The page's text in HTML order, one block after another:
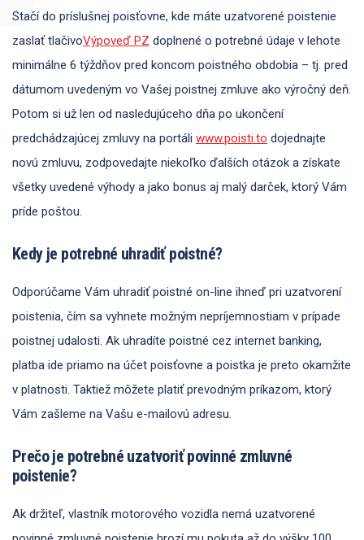
Stačí do príslušnej poisťovne, kde máte uzatvorené poistenie
zaslať tlačivoVýpoveď PZ doplnené o potrebné údaje v lehote
minimálne 6 týždňov pred koncom poistného obdobia – tj. pred
dátumom uvedeným vo Vašej poistnej zmluve ako výročný deň.
Potom si už len od nasledujúceho dňa po ukončení
predchádzajúcej zmluvy na portáli www.poisti.to dojednajte
novú zmluvu, zodpovedajte niekoľko ďalších otázok a získate
všetky uvedené výhody a jako bonus aj malý darček, ktorý Vám
príde poštou.
Kedy je potrebné uhradiť poistné?
Odporúčame Vám uhradiť poistné on-line ihneď pri uzatvorení
poistenia, čím sa vyhnete možným nepríjemnostiam v prípade
poistnej udalosti. Ak uhradíte poistné cez internet banking,
platba ide priamo na účet poisťovne a poistka je preto okamžite
v platnosti. Taktiež môžete platiť prevodným príkazom, ktorý
Vám zašleme na Vašu e-mailovú adresu.
Prečo je potrebné uzatvoriť povinné zmluvné
poistenie?
Ak držiteľ, vlastník motorového vozidla nemá uzatvorené